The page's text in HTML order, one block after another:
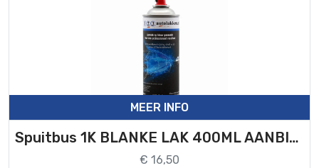
MEER INFO
Spuitbus 1K BLANKE LAK 400ML AANBIEDING
€ 16,50